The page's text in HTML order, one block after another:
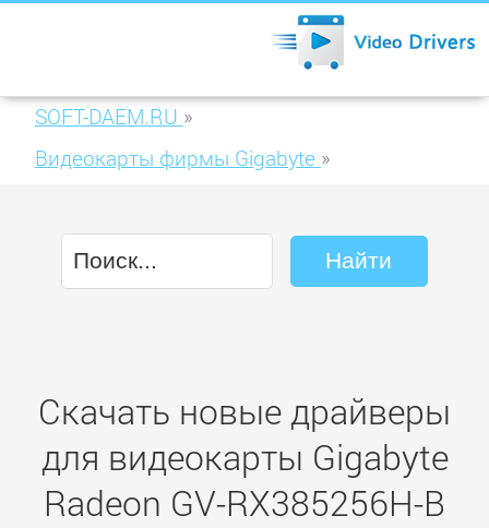
SOFT-DAEM.RU »
Видеокарты фирмы Gigabyte »
Скачать новые драйверы
для видеокарты Gigabyte
Radeon GV-RX385256H-B